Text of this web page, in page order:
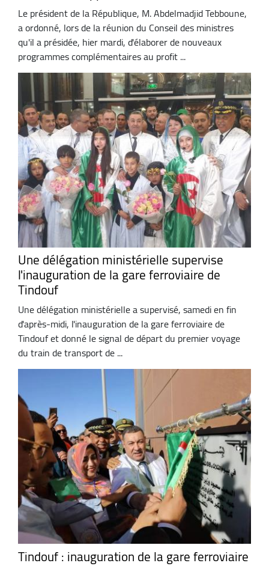
Le président de la République, M. Abdelmadjid Tebboune,
a ordonné, lors de la réunion du Conseil des ministres
qu'il a présidée, hier mardi, d'élaborer de nouveaux
programmes complémentaires au profit ...
Une délégation ministérielle supervise
l'inauguration de la gare ferroviaire de
Tindouf
Une délégation ministérielle a supervisé, samedi en fin
d'après-midi, l'inauguration de la gare ferroviaire de
Tindouf et donné le signal de départ du premier voyage
du train de transport de ...
Tindouf : inauguration de la gare ferroviaire